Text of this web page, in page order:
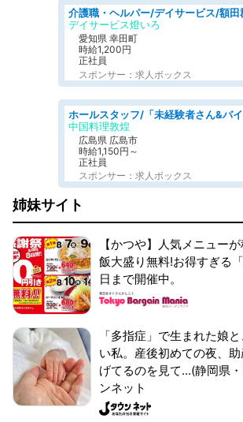
デイサービス燈いろ
愛知県 幸田町
時給1,200円
正社員
スポンサー：求人ボックス
中国料理敦煌
広島県 広島市
時給1,150円～
正社員
スポンサー：求人ボックス
姉妹サイト
【かつや】人気メニュー
飯大盛り無料!お得すぎる
日まで開催中。
「多指症」で生まれた娘
い私。産後初めての夜、
げてるのを見て...(静岡県
ンネット